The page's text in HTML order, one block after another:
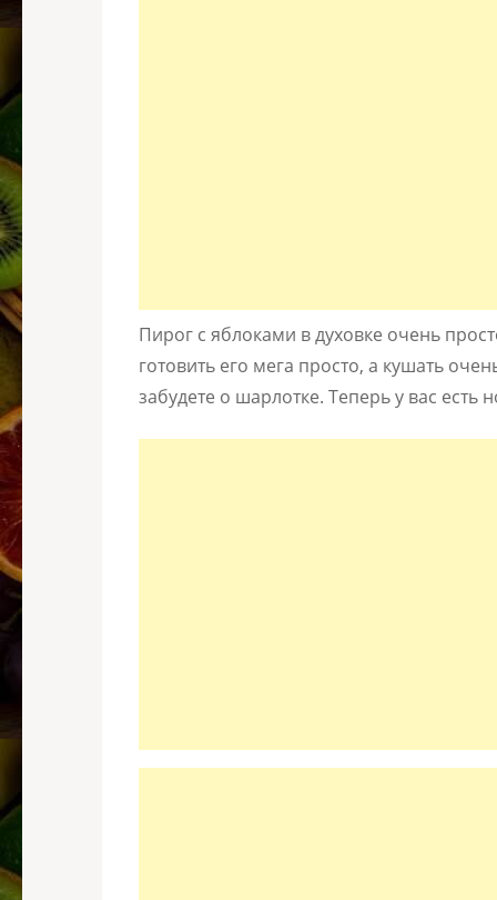
Пирог с яблоками в духовке очень
готовить его мега просто, а кушать
забудете о шарлотке. Теперь у вас